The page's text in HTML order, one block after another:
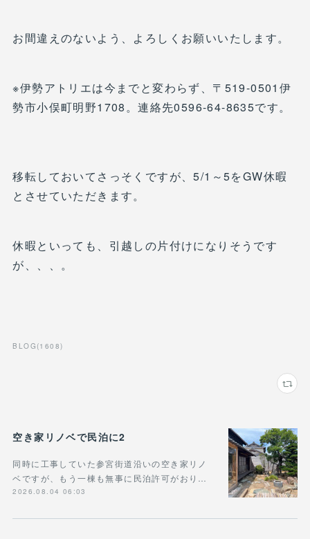
お間違えのないよう、よろしくお願いいたします。
※伊勢アトリエは今までと変わらず、〒519-0501伊
勢市小俣町明野1708。連絡先0596-64-8635です。
移転しておいてさっそくですが、5/1～5をGW休暇
とさせていただきます。
休暇といっても、引越しの片付けになりそうです
が、、、。
BLOG (1608)
空き家リノベで民泊に2
同時に工事していた参宮街道沿いの空き家リノ
ベですが、もう一棟も無事に民泊許可がおり…
2026.08.04 06:03